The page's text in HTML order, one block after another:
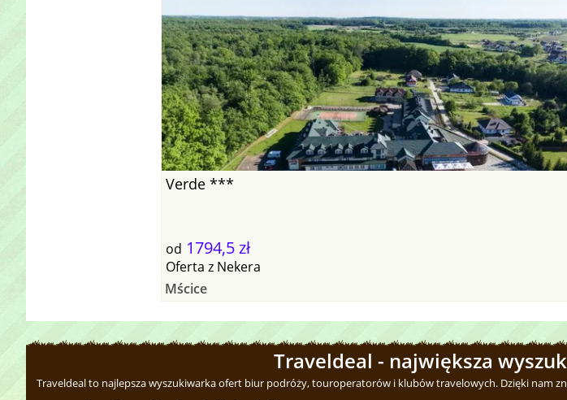
Verde ***
od 1794,5 zł
Oferta z Nekera
Mścice
Traveldeal - największa
Traveldeal to najlepsza wyszukiwarka ofert biur podróży, touroperatorów i klubów travelowych. Dzięki nam